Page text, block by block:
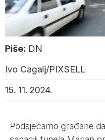
Piše: DN
Ivo Cagalj/PIXSELL
15. 11. 2024.
Podsjećamo građane